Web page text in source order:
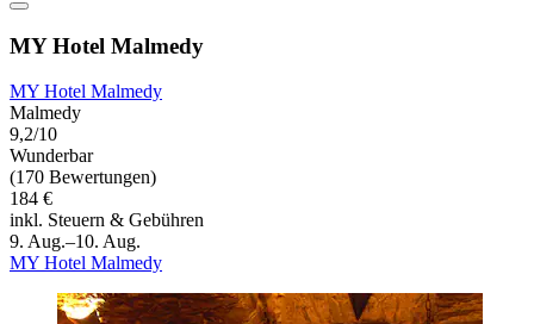
MY Hotel Malmedy
MY Hotel Malmedy
Malmedy
9,2/10
Wunderbar
(170 Bewertungen)
184 €
inkl. Steuern & Gebühren
9. Aug.–10. Aug.
MY Hotel Malmedy